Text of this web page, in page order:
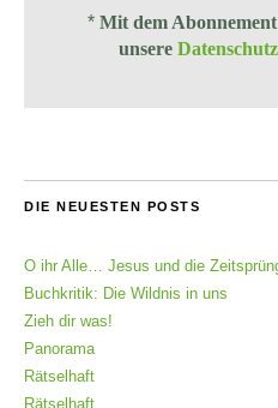
* Mit dem
unsere
DIE NEUESTEN POSTS
O ihr Alle… Jesus und die
Buchkritik: Die Wildnis in uns
Zieh dir was!
Panorama
Rätselhaft
Rätselhaft